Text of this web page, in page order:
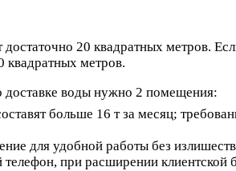
20 квадратных метров.
квадратных метров.
доставке воды нужно 2 помещения:
больше 16 т за месяц;
для удобной работы без
телефон, при расширении клиентской